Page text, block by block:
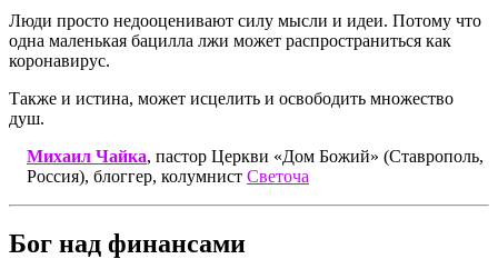
Люди просто недооценивают силу мысли и идеи. Потому что
одна маленькая бацилла лжи может распространиться как
коронавирус.
Также и истина, может исцелить и освободить множество
душ.
Михаил Чайка, пастор Церкви «Дом Божий» (Ставрополь,
Россия), блоггер, колумнист Светоча
Бог над финансами